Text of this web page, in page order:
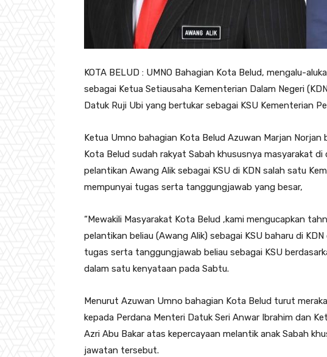
KOTA BELUD : UMNO Bahagian Kota Belud, mengalu-
sebagai Ketua Setiausaha Kementerian Dalam Negeri
Datuk Ruji Ubi yang bertukar sebagai KSU Kementerian
Ketua Umno bahagian Kota Belud Azuwan Marjan Norjan
Kota Belud sudah rakyat Sabah khususnya masyarakat
pelantikan Awang Alik sebagai KSU di KDN salah satu
mempunyai tugas serta tanggungjawab yang besar,
“Mewakili Masyarakat Kota Belud ,kami mengucapkan
pelantikan beliau (Awang Alik) sebagai KSU baharu di
tugas serta tanggungjawab beliau sebagai KSU
dalam satu kenyataan pada Sabtu.
Menurut Azuwan Umno bahagian Kota Belud turut
kepada Perdana Menteri Datuk Seri Anwar Ibrahim dan
Azri Abu Bakar atas kepercayaan melantik anak Sabah
jawatan tersebut.